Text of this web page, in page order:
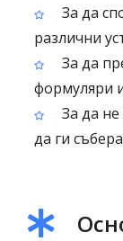
За да
различни
За да
формуляри
За да
да ги